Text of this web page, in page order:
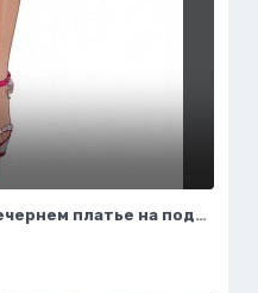
Роскошный образ: бимбо в вечернем платье на подиуме. Генерация из нейронной сети Flux 1